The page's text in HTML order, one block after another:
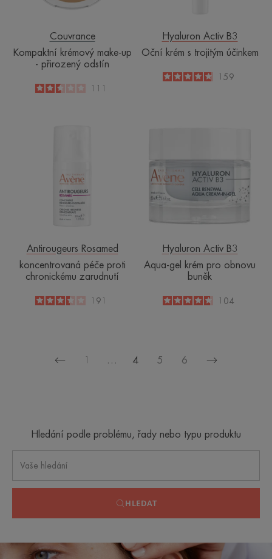
Couvrance
Kompaktní krémový make-up
- přirozený odstín
2.5
/5111
Hyaluron Activ B3
Oční krém s trojitým účinkem
4.8
/5159
zarudnutí
Antirougeurs Rosamed
koncentrovaná péče proti
chronickému zarudnutí
3.4
/5191
obnovu
buněk
Hyaluron Activ B3
Aqua-gel krém pro obnovu
buněk
4.7
/5104
Předchozí
… 4 5 6
Další
Hledání podle problému, řady nebo typu produktu
HLEDAT